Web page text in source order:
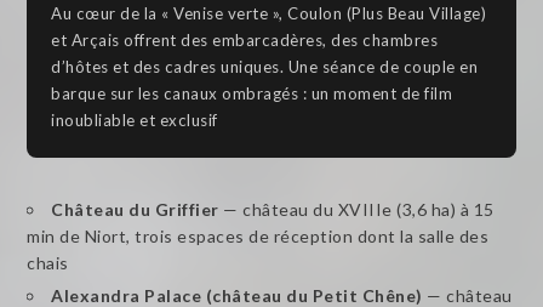
Au cœur de la « Venise verte », Coulon (Plus Beau Village)
et Arçais offrent des embarcadères, des chambres
d’hôtes et des cadres uniques. Une séance de couple en
barque sur les canaux ombragés : un moment de film
inoubliable et exclusif
Château du Griffier — château du XVIIIe (3,6 ha) à 15
min de Niort, trois espaces de réception dont la salle des
chais
Alexandra Palace (château du Petit Chêne) — château